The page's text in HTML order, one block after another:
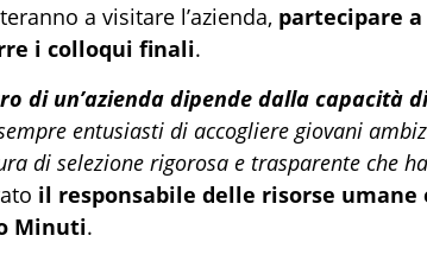
a visitare l’azienda, partecipare
i colloqui finali.
di un’azienda dipende dalla capacità
entusiasti di accogliere giovani
di selezione rigorosa e trasparente che
il responsabile delle risorse umane
Minuti.